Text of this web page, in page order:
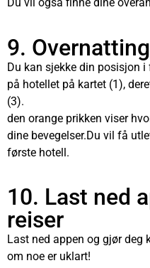
9. Overnatting
Du kan sjekke din posisjon
på hotellet på kartet (1),
(3).
den orange prikken viser
dine bevegelser.Du vil få
første hotell.
10. Last ned
reiser
Last ned appen og gjør deg
om noe er uklart!